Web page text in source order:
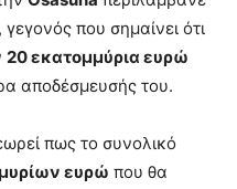
, γεγονός που σημαίνει ότι
20 εκατομμύρια ευρώ
αποδέσμευσής του.
πως το συνολικό
ευρώ που θα